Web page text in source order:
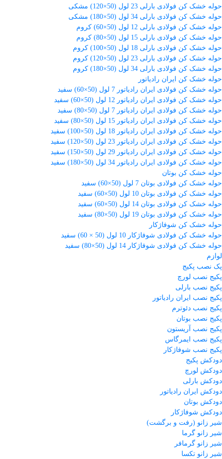
حوله خشک کن فولادی بارلی 23 لول (50×120) مشکی
حوله خشک کن فولادی بارلی 34 لول (50×180) مشکی
حوله خشک کن فولادی بارلی 12 لول (50×60) کروم
حوله خشک کن فولادی بارلی 15 لول (50×80) کروم
حوله خشک کن فولادی بارلی 18 لول (50×100) کروم
حوله خشک کن فولادی بارلی 23 لول (50×120) کروم
حوله خشک کن فولادی بارلی 34 لول (50×180) کروم
حوله خشک کن ایران رادیاتور
حوله خشک کن فولادی ایران رادیاتور 7 لول (50×60) سفید
حوله خشک کن فولادی ایران رادیاتور 12 لول (50×60) سفید
حوله خشک کن فولادی ایران رادیاتور 7 لول (50×80) سفید
حوله خشک کن فولادی ایران رادیاتور 15 لول (50×80) سفید
حوله خشک کن فولادی ایران رادیاتور 18 لول (50×100) سفید
حوله خشک کن فولادی ایران رادیاتور 23 لول (50×120) سفید
حوله خشک کن فولادی ایران رادیاتور 29 لول (50×150) سفید
حوله خشک کن فولادی ایران رادیاتور 34 لول (50×180) سفید
حوله خشک کن بوتان
حوله خشک کن فولادی بوتان 7 لول (50×60) سفید
حوله خشک کن فولادی بوتان 10 لول (50×60) سفید
حوله خشک کن فولادی بوتان 14 لول (50×60) سفید
حوله خشک کن فولادی بوتان 19 لول (50×80) سفید
حوله خشک کن شوفاژکار
حوله خشک کن فولادی شوفاژکار 10 لول (50 × 60) سفید
حوله خشک کن فولادی شوفاژکار 14 لول (50×80) سفید
لوازم
پک نصب پکیج
پکیج نصب لورچ
پکیج نصب بارلی
پکیج نصب ایران رادیاتور
پکیج نصب دئوترم
پکیج نصب بوتان
پکیج نصب آریستون
پکیج نصب ایمرگاس
پکیج نصب شوفاژکار
دودکش پکیج
دودکش لورچ
دودکش بارلی
دودکش ایران رادیاتور
دودکش بوتان
دودکش شوفاژکار
شیر زانو (رفت و برگشت)
شیر زانو گرما
شیر زانو گرمافر
شیر زانو تکسا